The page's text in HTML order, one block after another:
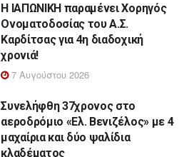
Η ΙΑΠΩΝΙΚΗ παραμένει Χορηγός
Ονοματοδοσίας του Α.Σ.
Καρδίτσας για 4η διαδοχική
χρονιά!
7 Αυγούστου 2026
Συνελήφθη 37χρονος στο
αεροδρόμιο «Ελ. Βενιζέλος» με 4
μαχαίρια και δύο ψαλίδια
κλαδέματος